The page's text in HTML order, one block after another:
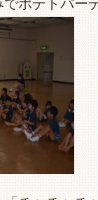
ポテトパー